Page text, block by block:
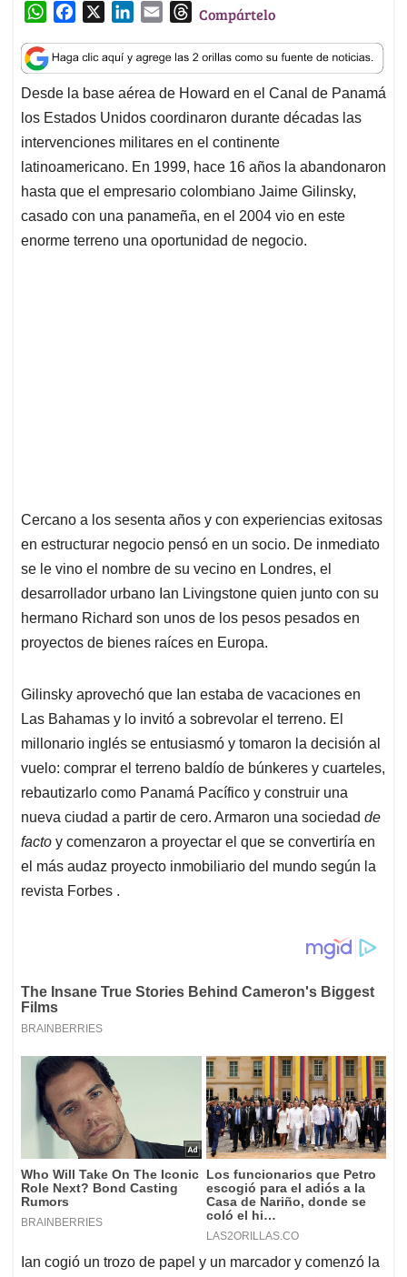
W
a
t
s
A
p
p
c
e
b
o
o
k
n
k
e
d
I
n
a
i
l
T
r
e
a
d
s
Compártelo
Desde la base aérea de Howard en el Canal de Panamá
los Estados Unidos coordinaron durante décadas las
intervenciones militares en el continente
latinoamericano. En 1999, hace 16 años la abandonaron
hasta que el empresario colombiano Jaime Gilinsky,
casado con una panameña, en el 2004 vio en este
enorme terreno una oportunidad de negocio.
Cercano a los sesenta años y con experiencias exitosas
en estructurar negocio pensó en un socio. De inmediato
se le vino el nombre de su vecino en Londres, el
desarrollador urbano Ian Livingstone quien junto con su
hermano Richard son unos de los pesos pesados en
proyectos de bienes raíces en Europa.
Gilinsky aprovechó que Ian estaba de vacaciones en
Las Bahamas y lo invitó a sobrevolar el terreno. El
millonario inglés se entusiasmó y tomaron la decisión al
vuelo: comprar el terreno baldío de búnkeres y cuarteles,
rebautizarlo como Panamá Pacífico y construir una
nueva ciudad a partir de cero. Armaron una sociedad de
facto y comenzaron a proyectar el que se convertiría en
el más audaz proyecto inmobiliario del mundo según la
revista Forbes .
Ian cogió un trozo de papel y un marcador y comenzó la